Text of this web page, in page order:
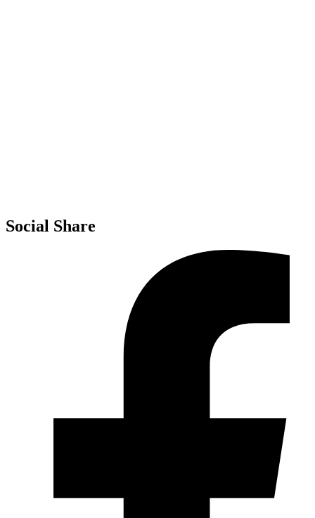
Social Share